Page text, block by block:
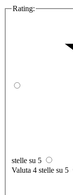
Rating:
stelle su 5
Valuta 4 stelle su 5